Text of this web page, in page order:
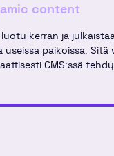
content
kerran ja
useissa paikoissa. Sitä
CMS:ssä